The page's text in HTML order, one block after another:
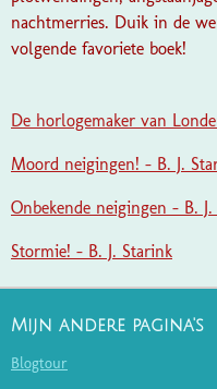
nachtmerries. Duik in de
volgende favoriete boek!
De horlogemaker van
Moord neigingen! - B. J.
Onbekende neigingen - B.
Stormie! - B. J. Starink
Mijn andere pagina's
Blogtour